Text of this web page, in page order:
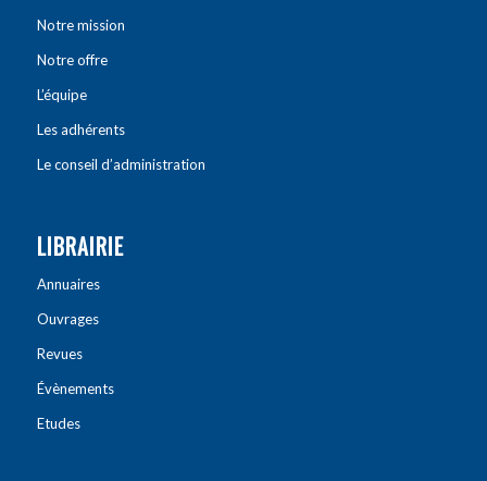
Notre mission
Notre offre
L’équipe
Les adhérents
Le conseil d’administration
LIBRAIRIE
Annuaires
Ouvrages
Revues
Évènements
Etudes